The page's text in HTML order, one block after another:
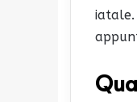
iatale.